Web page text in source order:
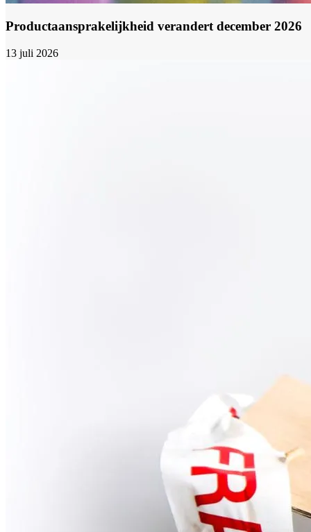
Productaansprakelijkheid verandert december 2026
13 juli 2026